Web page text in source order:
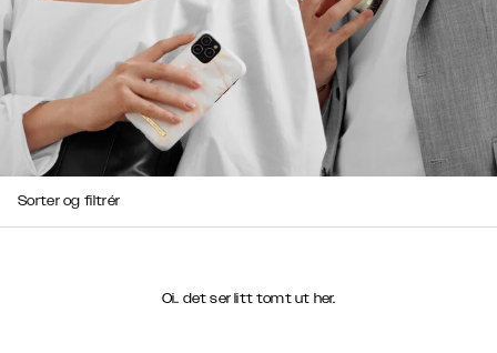
Sorter og filtrér
Oi.. det ser litt tomt ut her.